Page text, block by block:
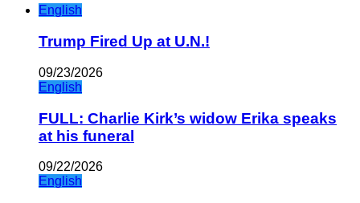
English
Trump Fired Up at U.N.!
09/23/2026
English
FULL: Charlie Kirk’s widow Erika speaks
at his funeral
09/22/2026
English